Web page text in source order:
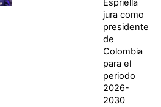
Espriella
jura como
presidente
de
Colombia
para el
periodo
2026-
2030